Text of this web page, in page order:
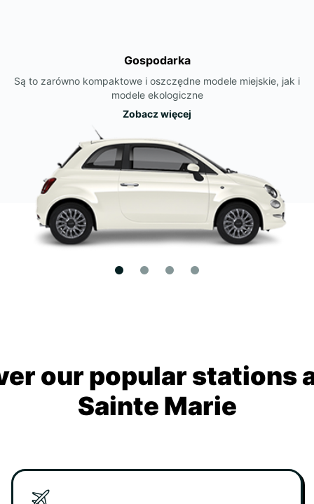
Gospodarka
Są to zarówno kompaktowe i oszczędne modele miejskie, jak i
modele ekologiczne
Zobacz więcej
our popular stations
Sainte Marie